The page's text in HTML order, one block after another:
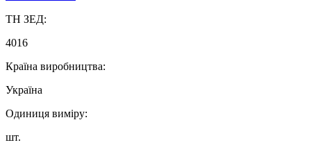
ТН ЗЕД:
4016
Країна виробництва:
Україна
Одиниця виміру:
шт.